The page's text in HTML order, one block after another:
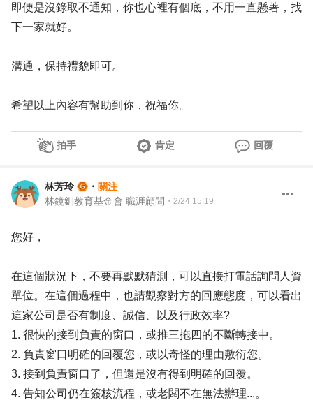
即便是沒錄取不通知，你也心裡有個底，不用一直懸著，找
下一家就好。
溝通，保持禮貌即可。
希望以上內容有幫助到你，祝福你。
拍手 肯定 回覆
林芳玲 ・ 關注
林鏡釧教育基金會 職涯顧問 ・ 2/24 15:19
您好，
在這個狀況下，不要再默默猜測，可以直接打電話詢問人資
單位。在這個過程中，也請觀察對方的回應態度，可以看出
這家公司是否有制度、誠信、以及行政效率?
1. 很快的接到負責的窗口，或推三拖四的不斷轉接中。
2. 負責窗口明確的回覆您，或以奇怪的理由敷衍您。
3. 接到負責窗口了，但還是沒有得到明確的回覆。
4. 告知公司仍在簽核流程，或老闆不在無法辦理...。